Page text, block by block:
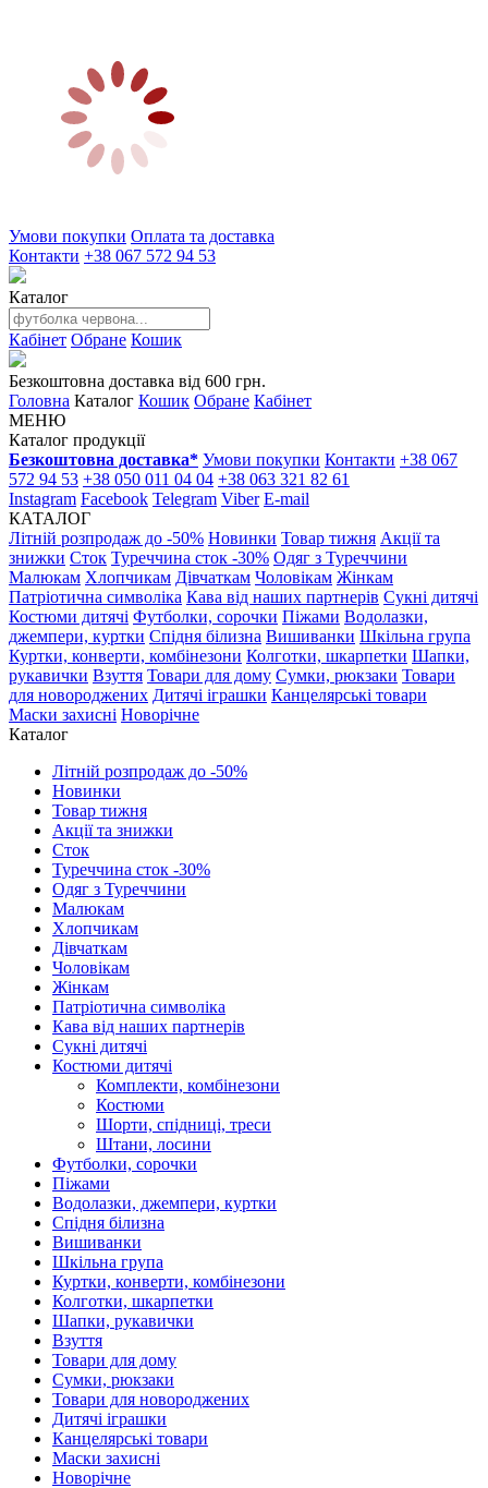
Умови покупки Оплата та доставка
Контакти +38 067 572 94 53
Каталог
Кабінет Обране Кошик
Безкоштовна доставка від 600 грн.
Головна Каталог Кошик Обране Кабінет
МЕНЮ
Каталог продукції
Безкоштовна доставка* Умови покупки Контакти +38 067
572 94 53 +38 050 011 04 04 +38 063 321 82 61
Instagram Facebook Telegram Viber E-mail
КАТАЛОГ
Літній розпродаж до -50% Новинки Товар тижня Акції та
знижки Сток Туреччина сток -30% Одяг з Туреччини
Малюкам Хлопчикам Дівчаткам Чоловікам Жінкам
Патріотична символіка Кава від наших партнерів Сукні дитячі
Костюми дитячі Футболки, сорочки Піжами Водолазки,
джемпери, куртки Спідня білизна Вишиванки Шкільна група
Куртки, конверти, комбінезони Колготки, шкарпетки Шапки,
рукавички Взуття Товари для дому Сумки, рюкзаки Товари
для новороджених Дитячі іграшки Канцелярські товари
Маски захисні Новорічне
Каталог
Літній розпродаж до -50%
Новинки
Товар тижня
Акції та знижки
Сток
Туреччина сток -30%
Одяг з Туреччини
Малюкам
Хлопчикам
Дівчаткам
Чоловікам
Жінкам
Патріотична символіка
Кава від наших партнерів
Сукні дитячі
Костюми дитячі
Комплекти, комбінезони
Костюми
Шорти, спідниці, треси
Штани, лосини
Футболки, сорочки
Піжами
Водолазки, джемпери, куртки
Спідня білизна
Вишиванки
Шкільна група
Куртки, конверти, комбінезони
Колготки, шкарпетки
Шапки, рукавички
Взуття
Товари для дому
Сумки, рюкзаки
Товари для новороджених
Дитячі іграшки
Канцелярські товари
Маски захисні
Новорічне